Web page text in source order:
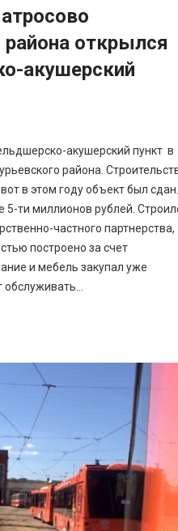
района открылся
акушерский
акушерский пункт в
района.
в этом году объект был сдан.
5-ти миллионов рублей.
частного партнерства,
построено за счет
и мебель закупал уже